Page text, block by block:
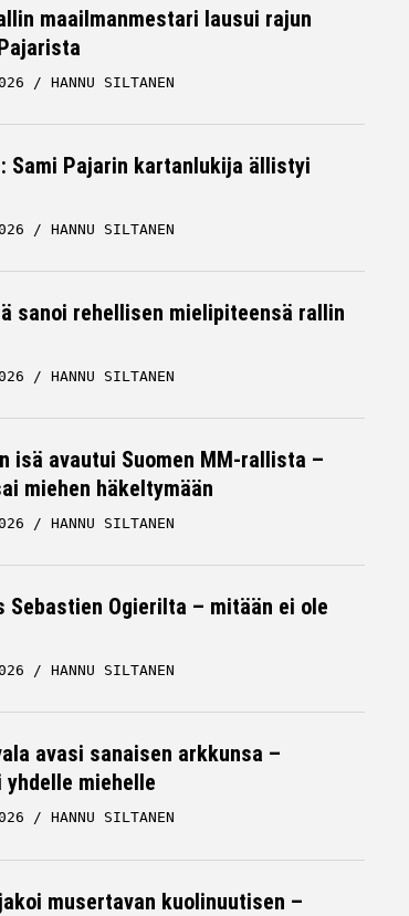
maailmanmestari lausui rajun
HANNU SILTANEN
Sami Pajarin kartanlukija ällistyi
HANNU SILTANEN
sanoi rehellisen mielipiteensä rallin
HANNU SILTANEN
isä avautui Suomen MM-rallista –
miehen häkeltymään
HANNU SILTANEN
Sebastien Ogierilta – mitään ei ole
HANNU SILTANEN
avasi sanaisen arkkunsa –
miehelle
HANNU SILTANEN
musertavan kuolinuutisen –